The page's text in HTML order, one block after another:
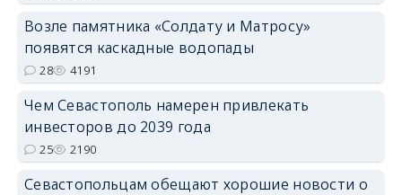
Возле памятника «Солдату и Матросу»
появятся каскадные водопады
28 4191
Чем Севастополь намерен привлекать
инвесторов до 2039 года
25 2190
Севастопольцам обещают хорошие новости о